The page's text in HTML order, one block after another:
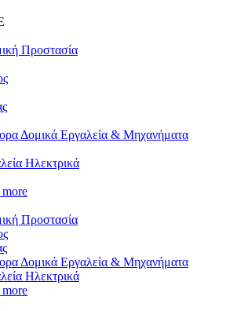
Προστασία
Δομικά Εργαλεία & Μηχανήματα
Ηλεκτρικά
Προστασία
Δομικά Εργαλεία & Μηχανήματα
Ηλεκτρικά